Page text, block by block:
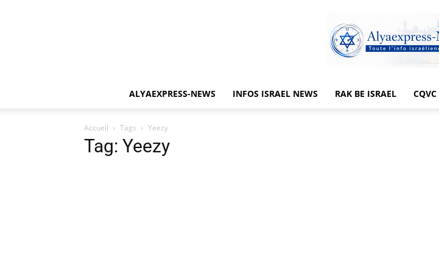
ALYAEXPRESS-NEWS INFOS ISRAEL NEWS RAK BE ISRAEL CQVC
Accueil Tags Yeezy
Tag: Yeezy